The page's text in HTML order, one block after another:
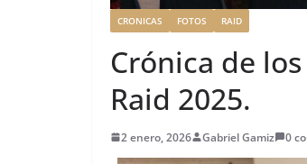
CRONICAS FOTOS RAID
Crónica de
Raid 2025.
2 enero, 2026 Gabriel Gamiz 0